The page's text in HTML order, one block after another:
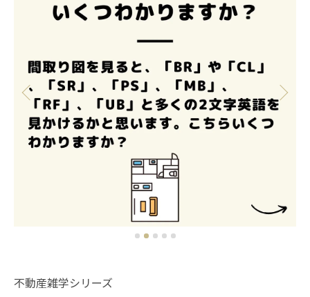
不動産雑学シリーズ